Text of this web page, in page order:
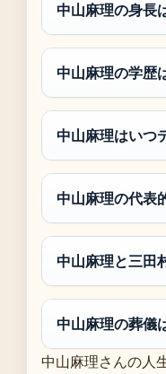
中山麻理の身長
中山麻理の学歴
中山麻理はいつ
中山麻理の代表
中山麻理と三田
中山麻理の葬儀
中山麻理さんの人